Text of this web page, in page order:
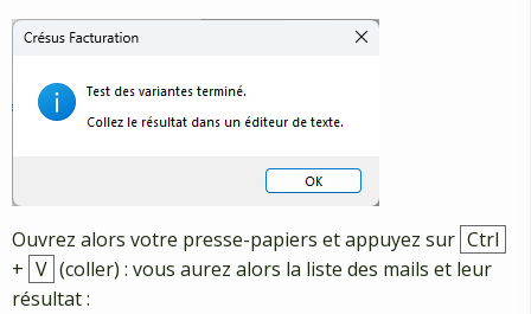
Ouvrez alors votre presse-papiers et appuyez sur Ctrl
+ V (coller) : vous aurez alors la liste des mails et leur
résultat :